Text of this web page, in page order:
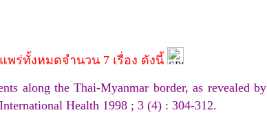
พร่ทั้งหมดจำนวน 7 เรื่อง ดังนี้
along the Thai-Myanmar border, as revealed by
Health 1998 ; 3 (4) : 304-312.